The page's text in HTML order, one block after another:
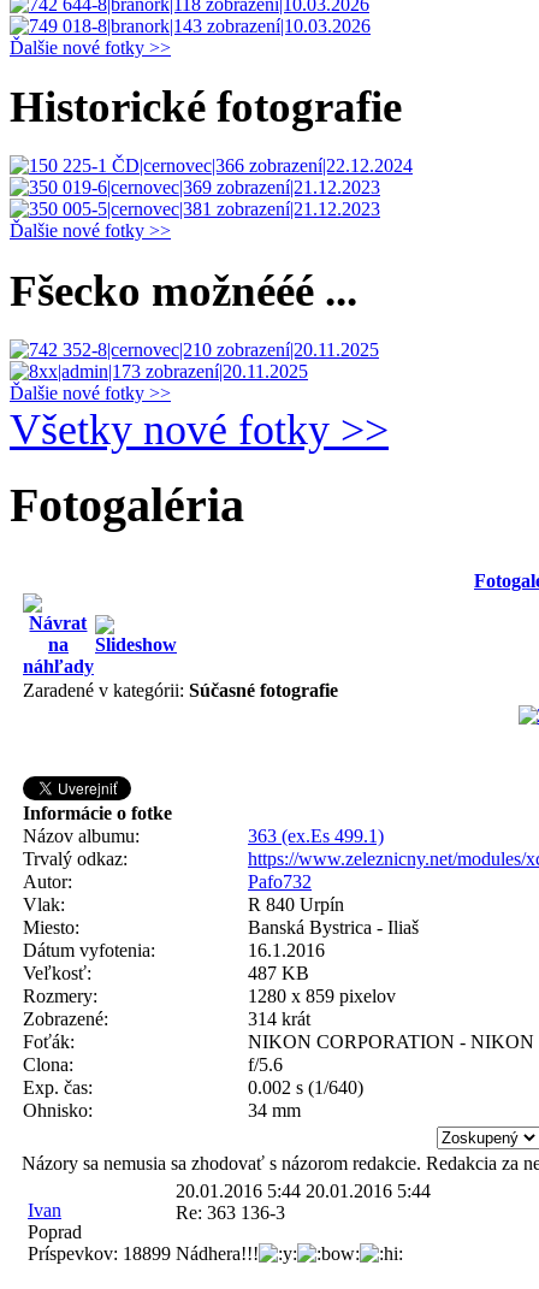
Ďalšie nové fotky >>
Historické fotografie
Ďalšie nové fotky >>
Fšecko možnééé ...
Ďalšie nové fotky >>
Všetky nové fotky >>
Fotogaléria
Zaradené v kategórii: Súčasné fotografie
Informácie o fotke
Názov albumu:
363 (ex.Es 499.1)
Trvalý odkaz:
https://www.zeleznicny.net/modules/
Autor:
Pafo732
Vlak:
R 840 Urpín
Miesto:
Banská Bystrica - Iliaš
Dátum vyfotenia:
16.1.2016
Veľkosť:
487 KB
Rozmery:
1280 x 859 pixelov
Zobrazené:
314 krát
Foťák:
NIKON CORPORATION - NIKON
Clona:
f/5.6
Exp. čas:
0.002 s (1/640)
Ohnisko:
34 mm
Názory sa nemusia sa zhodovať s názorom redakcie. Redakcia za
Ivan
Poprad
Príspevkov: 18899
20.01.2016 5:44 20.01.2016 5:44
Re: 363 136-3
Nádhera!!!